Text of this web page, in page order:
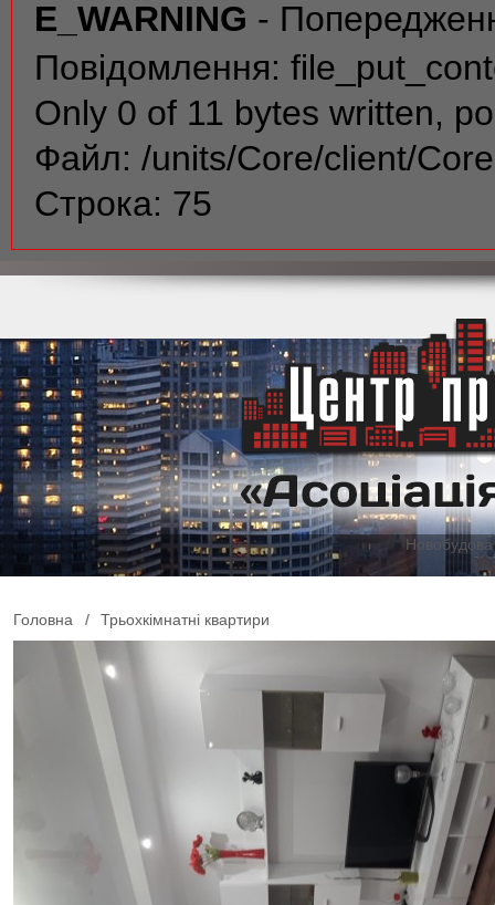
E_WARNING -
Повідомлення:
Only 0 of 11 bytes written,
Файл: /units/Core/client/
Строка: 75
Головна / Трьохкімнатні квартири